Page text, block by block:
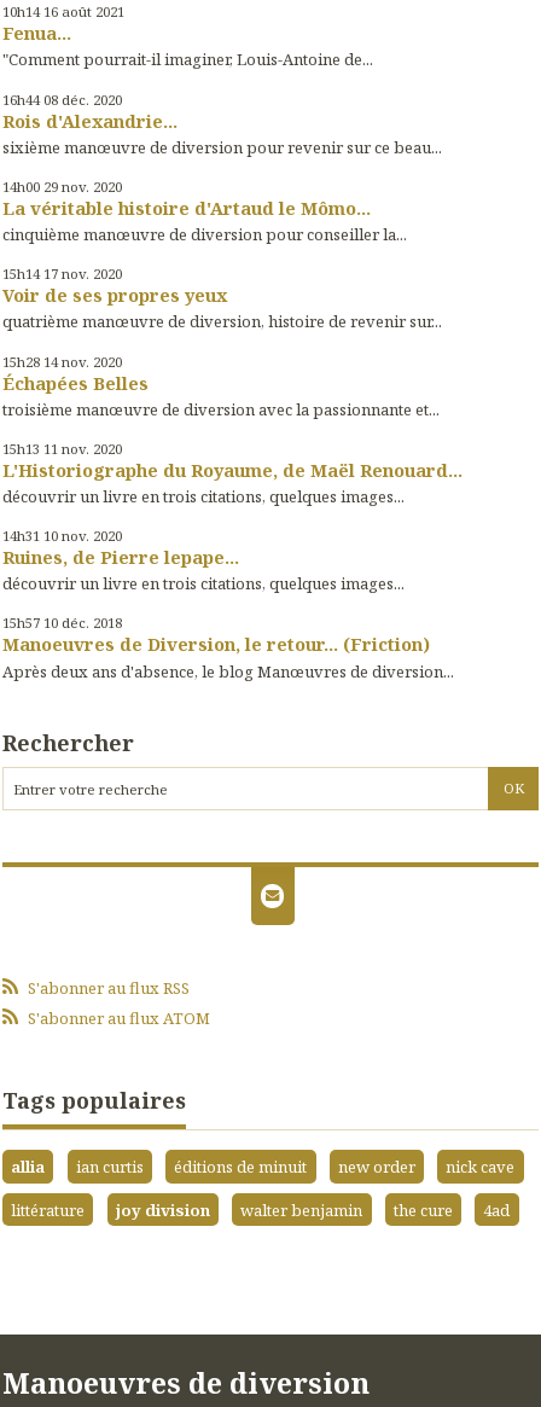
10h14 16 août 2021
Fenua...
"Comment pourrait-il imaginer, Louis-Antoine de...
16h44 08 déc. 2020
Rois d'Alexandrie...
sixième manœuvre de diversion pour revenir sur ce beau...
14h00 29 nov. 2020
La véritable histoire d'Artaud le Mômo...
cinquième manœuvre de diversion pour conseiller la...
15h14 17 nov. 2020
Voir de ses propres yeux
quatrième manœuvre de diversion, histoire de revenir sur...
15h28 14 nov. 2020
Échapées Belles
troisième manœuvre de diversion avec la passionnante et...
15h13 11 nov. 2020
L'Historiographe du Royaume, de Maël Renouard...
découvrir un livre en trois citations, quelques images...
14h31 10 nov. 2020
Ruines, de Pierre lepape...
découvrir un livre en trois citations, quelques images...
15h57 10 déc. 2018
Manoeuvres de Diversion, le retour... (Friction)
Après deux ans d'absence, le blog Manœuvres de diversion...
Rechercher
S'abonner au flux RSS
S'abonner au flux ATOM
Tags populaires
allia ian curtis éditions de minuit new order
nick cave
littérature
joy division walter benjamin the cure 4ad
Manoeuvres de diversion